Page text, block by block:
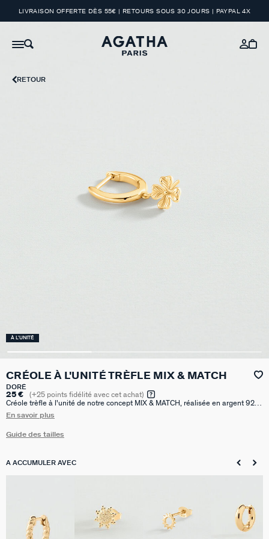
LIVRAISON OFFERTE DÈS 55€ | RETOURS SOUS 30 JOURS | PAYPAL 4X
RETOUR
À L'UNITÉ
CRÉOLE À L'UNITÉ TRÈFLE MIX & MATCH
DORÉ
25 € (+25 points fidélité avec cet achat)
Créole trèfle à l'unité de notre concept MIX & MATCH, réalisée en argent 925
doré à l'or 750/1000e - 18 carats. Vendue seule, pour mieux les mixer et les
En savoir plus
Guide des tailles
A ACCUMULER AVEC